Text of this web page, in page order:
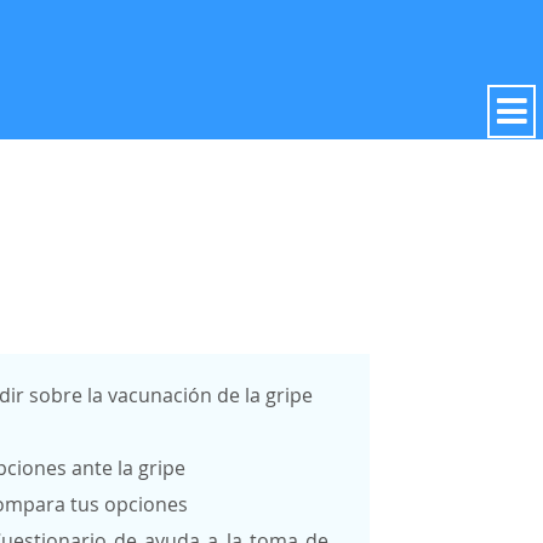
sobre la vacunación de la gripe
ante la gripe
tus opciones